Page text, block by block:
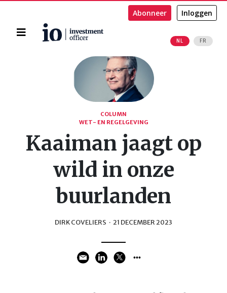
Home
NL FR
Abonneer Inloggen
COLUMN
WET- EN REGELGEVING
Kaaiman jaagt op
wild in onze
buurlanden
DIRK COVELIERS · 21 DECEMBER 2023